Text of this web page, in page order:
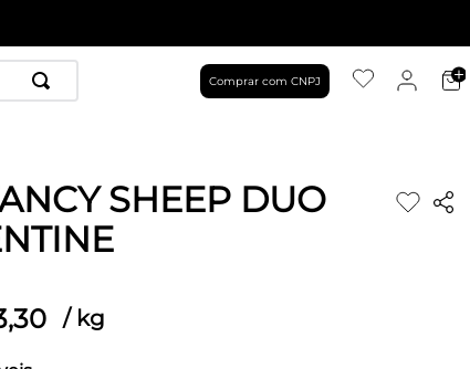
Comprar com CNPJ
SHEEP DUO
,30 / kg